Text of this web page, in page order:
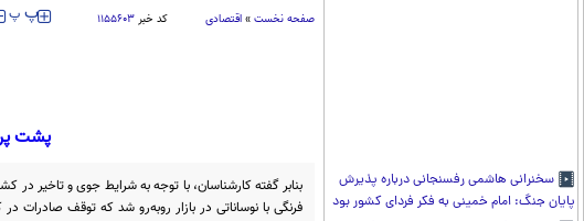
سخنرانی هاشمی رفسنجانی درباره پذیرش
پایان جنگ: امام خمینی به فکر فردای کشور بود
صفحه نخست » اقتصادی کد خبر ۱۱۵۵۶۰۳ ‍‍‍ پ پ
پشت
بنابر گفته کارشناسان، با توجه به شرایط جوی و تاخیر
فرنگی با نوساناتی در بازار رو‌به‌رو شد که توقف صادرات